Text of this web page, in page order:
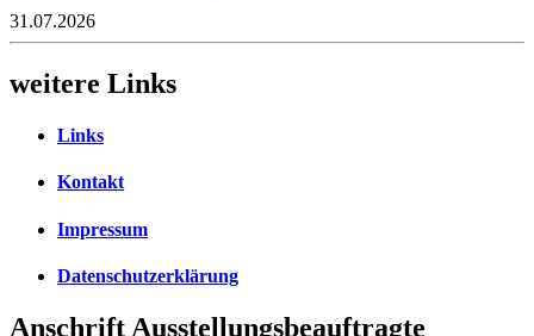
31.07.2026
weitere Links
Links
Kontakt
Impressum
Datenschutzerklärung
Anschrift Ausstellungsbeauftragte